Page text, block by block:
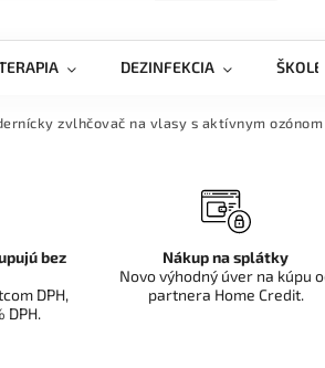
DEZINFEKCIA
zvlhčovač na vlasy s aktívnym
bez
DPH,
DPH.
Nákup na splátky
Novo výhodný úver na kúpu
partnera Home Credit.